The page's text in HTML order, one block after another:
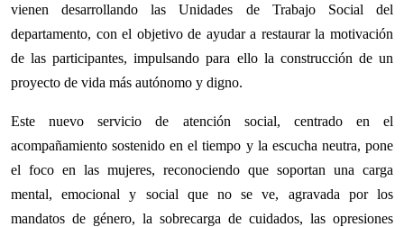
vienen desarrollando las Unidades de Trabajo Social del
departamento, con el objetivo de ayudar a restaurar la motivación
de las participantes, impulsando para ello la construcción de un
proyecto de vida más autónomo y digno.
Este nuevo servicio de atención social, centrado en el
acompañamiento sostenido en el tiempo y la escucha neutra, pone
el foco en las mujeres, reconociendo que soportan una carga
mental, emocional y social que no se ve, agravada por los
mandatos de género, la sobrecarga de cuidados, las opresiones